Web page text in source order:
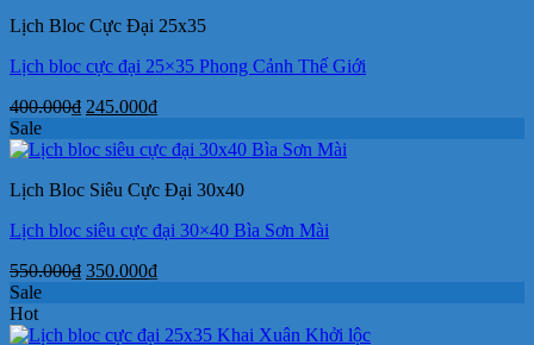
Lịch Bloc Cực Đại 25x35
Lịch bloc cực đại 25×35 Phong Cảnh Thế Giới
400.000₫ Giá
là:
245.000₫Giá
tại
245.000₫.
Sale
Lịch Bloc Siêu Cực Đại 30x40
Lịch bloc siêu cực đại 30×40 Bìa Sơn Mài
550.000₫ Giá
550.000₫.
350.000₫Giá
là:
Sale
Hot